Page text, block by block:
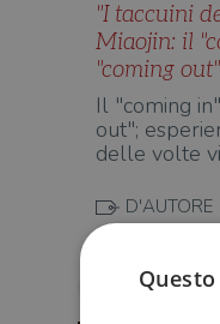
"I taccuini
Miaojin: il
"coming out"
Il "coming
out";
delle volte
D'AUTORE
Stefano